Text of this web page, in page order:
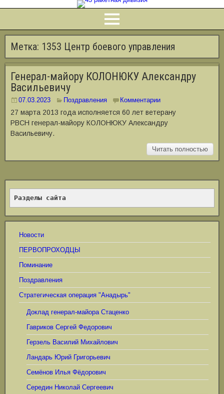
Метка: 1353 Центр боевого управления
Генерал-майору КОЛОНЮКУ Александру
Васильевичу
07.03.2023 Поздравления Комментарии
27 марта 2013 года исполняется 60 лет ветерану
РВСН генерал-майору КОЛОНЮКУ Александру
Васильевичу.
Читать полностью
Разделы сайта
Новости
ПЕРВОПРОХОДЦЫ
Поминание
Поздравления
Стратегическая операция "Анадырь"
Доклад генерал-майора Стаценко
Гавриков Сергей Федорович
Герзель Василий Михайлович
Ландарь Юрий Григорьевич
Семёнов Илья Фёдорович
Середин Николай Сергеевич